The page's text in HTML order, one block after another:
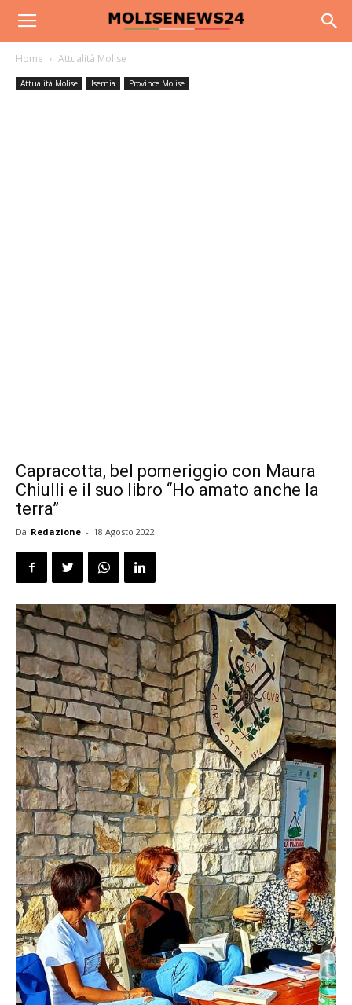
Home Attualità Molise
Attualità Molise Isernia Province Molise
Capracotta, bel pomeriggio con Maura
Chiulli e il suo libro “Ho amato anche la
terra”
Da Redazione - 18 Agosto 2022